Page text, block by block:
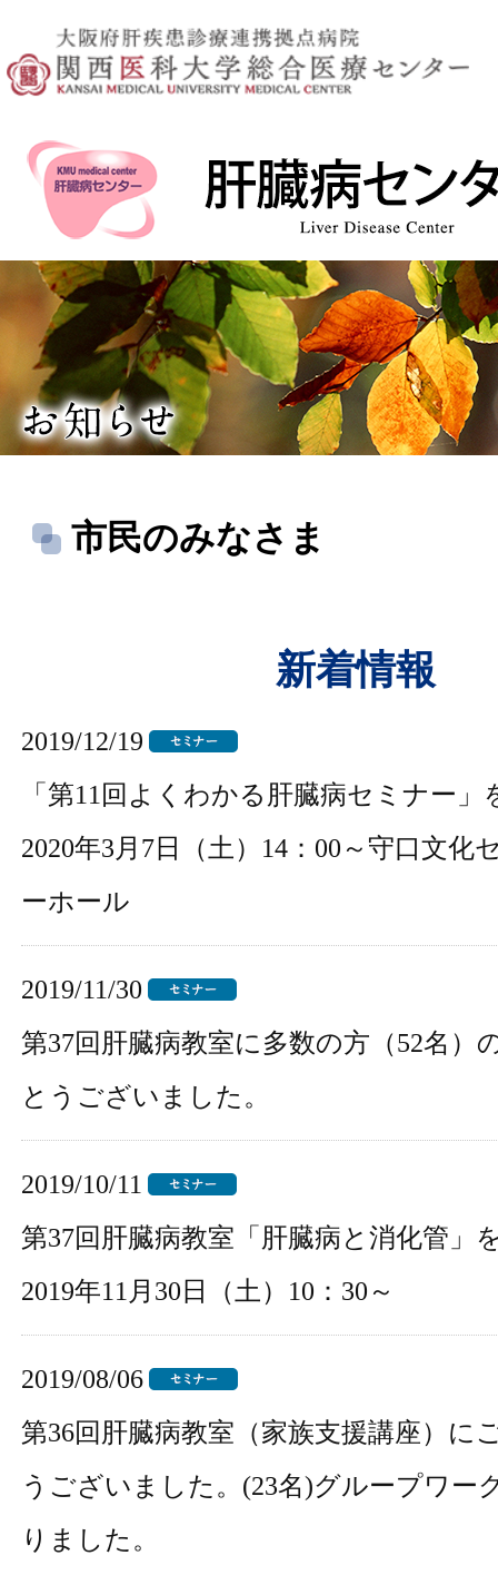
市民のみなさま
新着情報
2019/12/19
「第11回よくわかる肝臓病セミナー
2020年3月7日（土）14：00～守口文化
ーホール
2019/11/30
第37回肝臓病教室に多数の方（52名）
とうございました。
2019/10/11
第37回肝臓病教室「肝臓病と消化管」
2019年11月30日（土）10：30～
2019/08/06
第36回肝臓病教室（家族支援講座）に
うございました。(23名)グループワー
りました。